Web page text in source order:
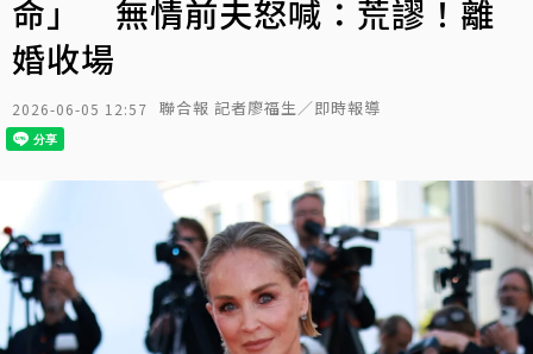
命」 無情前夫怒喊：荒謬！離
婚收場
2026-06-05 12:57 聯合報 記者廖福生／即時報導